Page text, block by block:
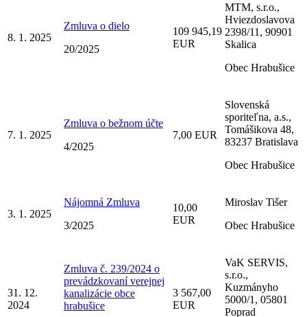
8. 1. 2025
Zmluva o dielo
20/2025
109 945,19
EUR
MTM, s.r.o.,
Hviezdoslavova
2398/11, 90901
Skalica
Obec Hrabušice
7. 1. 2025
Zmluva o bežnom účte
4/2025
7,00 EUR
Slovenská
sporiteľna, a.s.,
Tomášikova 48,
83237 Bratislava
Obec Hrabušice
3. 1. 2025
Nájomná Zmluva
3/2025
10,00
EUR
Miroslav Tišer
Obec Hrabušice
31. 12.
2024
Zmluva č. 239/2024 o
prevádzkovaní verejnej
kanalizácie obce
hrabušice
3 567,00
EUR
VaK SERVIS,
s.r.o.,
Kuzmányho
5000/1, 05801
Poprad